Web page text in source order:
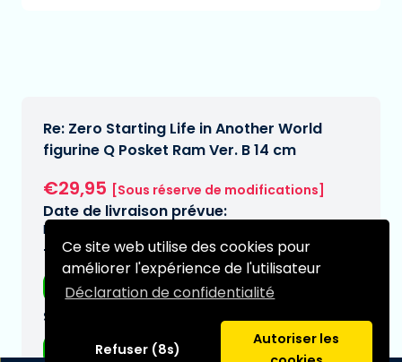
Ce site web utilise des cookies pour
améliorer l'expérience de l'utilisateur
Déclaration de confidentialité
Refuser (8s)
Autoriser les
Re: Zero Starting Life in Another World
figurine Q Posket Ram Ver. B 14 cm
€29,95 [Sous réserve de modifications]
Date de livraison prévue:
N/A
Type:
Figurines d'anime
Série:
Re:zero